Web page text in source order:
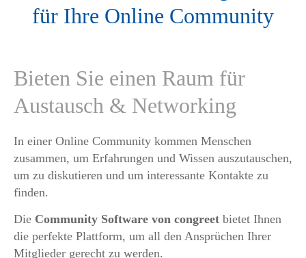
für Ihre Online Community
Bieten Sie einen Raum für
Austausch & Networking
In einer Online Community kommen Menschen
zusammen, um Erfahrungen und Wissen auszutauschen,
um zu diskutieren und um interessante Kontakte zu
finden.
Die Community Software von congreet bietet Ihnen
die perfekte Plattform, um all den Ansprüchen Ihrer
Mitglieder gerecht zu werden.